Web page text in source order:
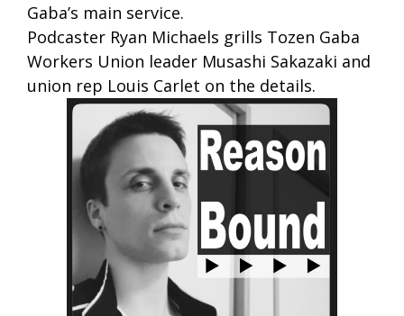
Gaba’s main service.
Podcaster Ryan Michaels grills Tozen Gaba
Workers Union leader Musashi Sakazaki and
union rep Louis Carlet on the details.